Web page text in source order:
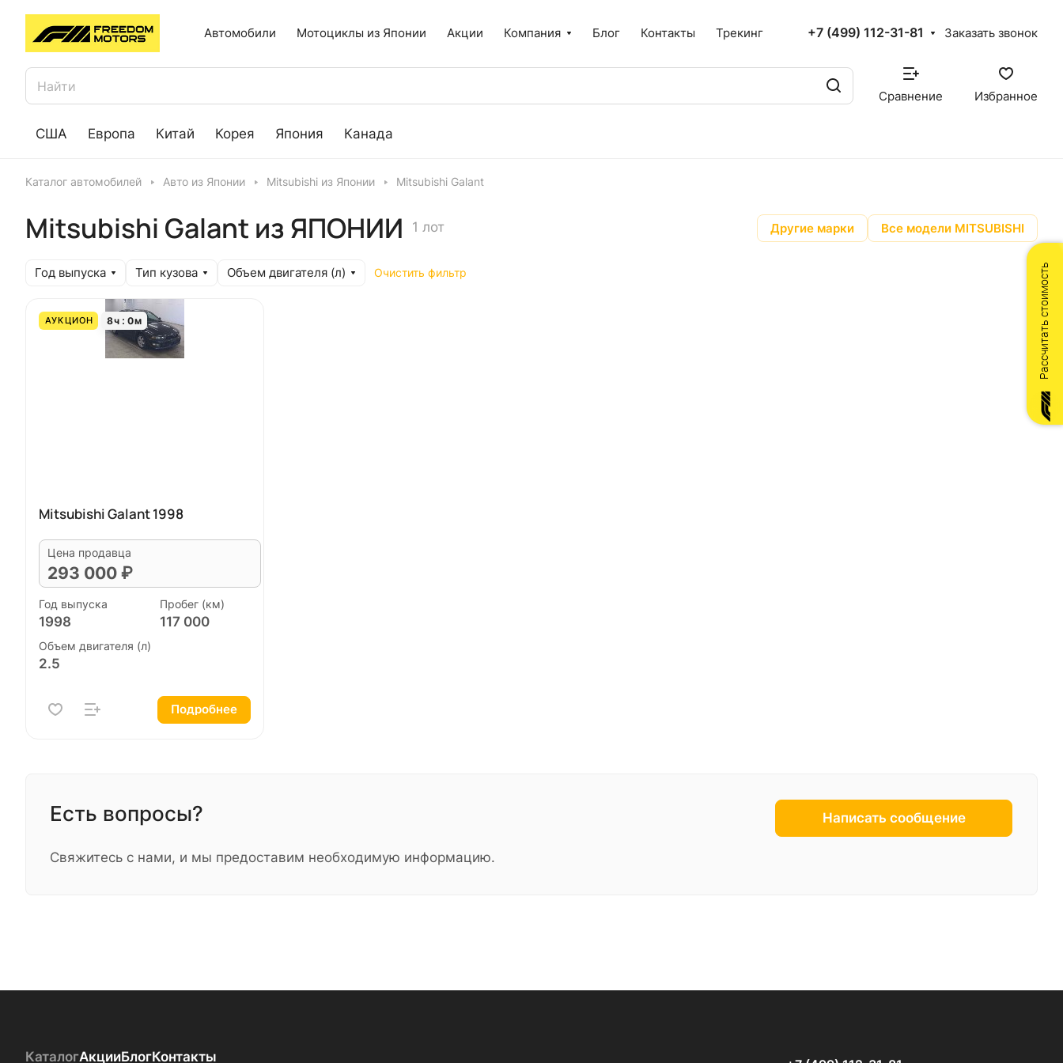
Автомобили Мотоциклы из Японии Акции Компания Блог Контакты Трекинг +7 (499) 112-31-81 Заказать звонок
Сравнение Избранное
США Европа Китай Корея Япония Канада
Каталог автомобилей Авто из Японии Mitsubishi из Японии Mitsubishi Galant
Mitsubishi Galant из ЯПОНИИ 1 лот Другие марки Все модели MITSUBISHI
Год выпуска Тип кузова Объем двигателя (л) Очистить фильтр
АУКЦИОН 8ч 0м
Mitsubishi Galant 1998
Цена продавца
293 000 ₽
Год выпуска
1998
Пробег (км)
117 000
Объем двигателя (л)
2.5
Подробнее
Есть вопросы?
Свяжитесь с нами, и мы предоставим необходимую информацию.
Написать сообщение
КаталогАкцииБлогКонтакты
Рассчитать стоимость